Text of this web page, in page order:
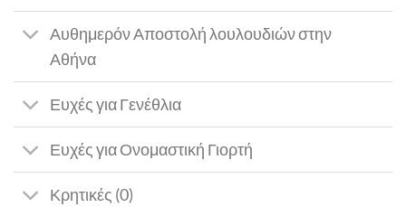
Αυθημερόν Αποστολή λουλουδιών στην
Αθήνα
Ευχές για Γενέθλια
Ευχές για Ονομαστική Γιορτή
Κρητικές (0)